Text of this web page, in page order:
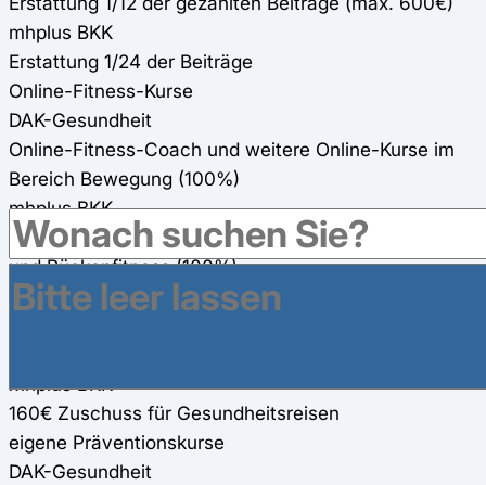
mhplus BKK
Erstattung 1/24 der Beiträge
Online-Fitness-Kurse
DAK-Gesundheit
Online-Fitness-Coach und weitere Online-Kurse im
Bereich Bewegung (100%)
mhplus BKK
Online-Fitness-Kurse Kraft, Ausdauer, Entspannung
und Rückenfitness (100%)
Gesundheitsreisen
mhplus BKK
160€ Zuschuss für Gesundheitsreisen
eigene Präventionskurse
DAK-Gesundheit